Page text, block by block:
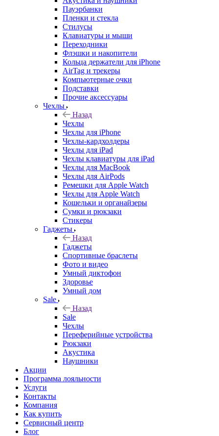
Пауэрбанки
Пленки и стекла
Стилусы
Клавиатуры и мыши
Переходники
Флэшки и накопители
Кольца держатели для iPhone
AirTag и трекеры
Компьютерные очки
Подставки
Прочие аксессуары
Чехлы
Назад
Чехлы
Чехлы для iPhone
Чехлы-кардхолдеры
Чехлы для iPad
Чехлы клавиатуры для iPad
Чехлы для MacBook
Чехлы для AirPods
Ремешки для Apple Watch
Чехлы для Apple Watch
Кошельки и органайзеры
Сумки и рюкзаки
Стикеры
Гаджеты
Назад
Гаджеты
Спортивные браслеты
Фото и видео
Умный диктофон
Здоровье
Умный дом
Sale
Назад
Sale
Чехлы
Переферийные устройства
Рюкзаки
Акустика
Наушники
Акции
Программа лояльности
Услуги
Контакты
Компания
Как купить
Сервисный центр
Блог